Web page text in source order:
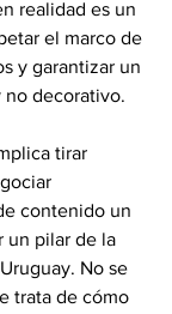
realidad es un
el marco de
y garantizar un
no decorativo.
tirar
contenido un
un pilar de la
No se
trata de cómo